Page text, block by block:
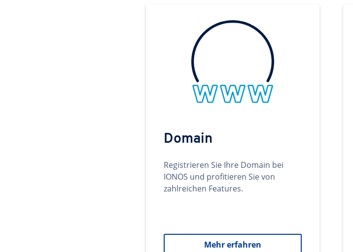
Domain
Registrieren Sie Ihre Domain bei
IONOS und profitieren Sie von
zahlreichen Features.
Mehr erfahren